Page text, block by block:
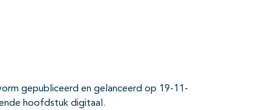
gepubliceerd en gelanceerd op 19-11-
hoofdstuk digitaal.